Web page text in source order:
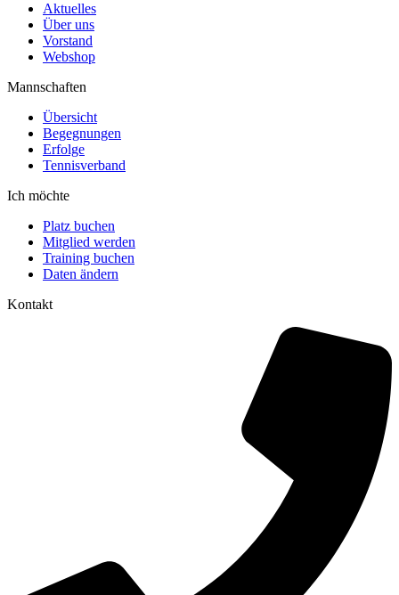
Aktuelles
Über uns
Vorstand
Webshop
Mannschaften
Übersicht
Begegnungen
Erfolge
Tennisverband
Ich möchte
Platz buchen
Mitglied werden
Training buchen
Daten ändern
Kontakt